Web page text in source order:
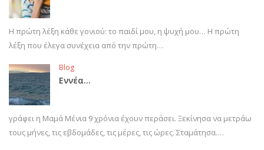
Η πρώτη λέξη κάθε γονιού: το παιδί μου, η ψυχή μου… Η πρώτη
λέξη που έλεγα συνέχεια από την πρώτη…
Blog
Εννέα…
γράφει η Μαμά Μένια 9 χρόνια έχουν περάσει. Ξεκίνησα να μετράω
τους μήνες, τις εβδομάδες, τις μέρες, τις ώρες. Σταμάτησα.…